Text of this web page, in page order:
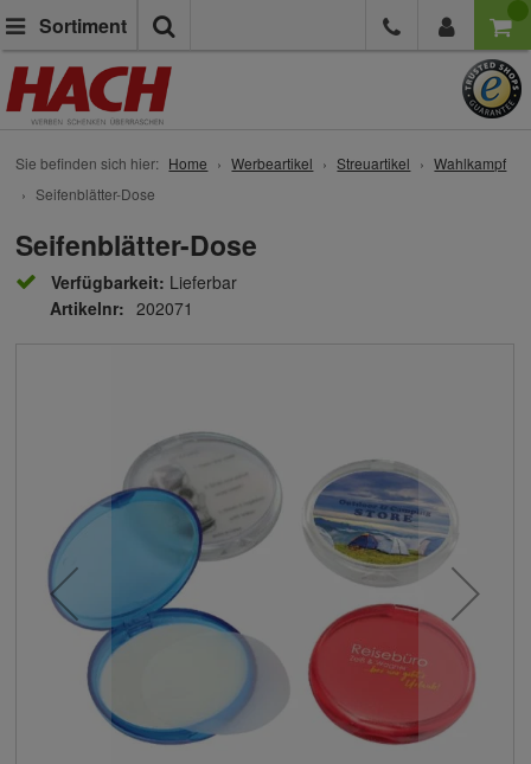
Sortiment
Sie befinden sich hier: Home Werbeartikel Streuartikel
Wahlkampf
Seifenblätter-Dose
Seifenblätter-Dose
Verfügbarkeit: Lieferbar
Artikelnr: 202071